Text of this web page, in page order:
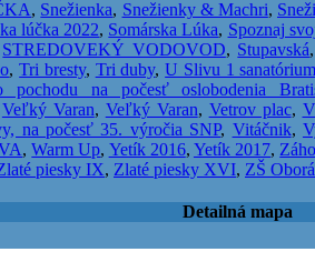
, Snežienka, Snežienky & Machri,
lúčka 2022, Somárska Lúka, Spoznaj
STREDOVEKÝ VODOVOD, Stupavská
,Tri bresty, Tri duby,U Slivu 1
pochodu na počesť oslobodenia
Veľký Varan, Veľký Varan, Vetrov plac,
na počesť 35. výročia SNP, Vitáčnik,
,Warm Up, Yetík 2016, Yetík 2017,
piesky IX, Zlaté piesky XVI, ZŠ
Detailná mapa